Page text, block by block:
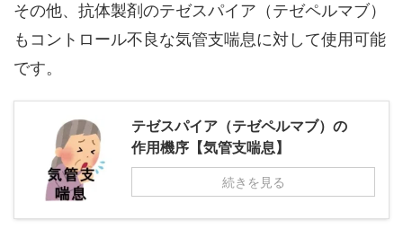
その他、抗体製剤のテゼスパイア（テゼペルマブ）
もコントロール不良な気管支喘息に対して使用可能
です。
テゼスパイア（テゼペルマブ）の
作用機序【気管支喘息】
続きを見る